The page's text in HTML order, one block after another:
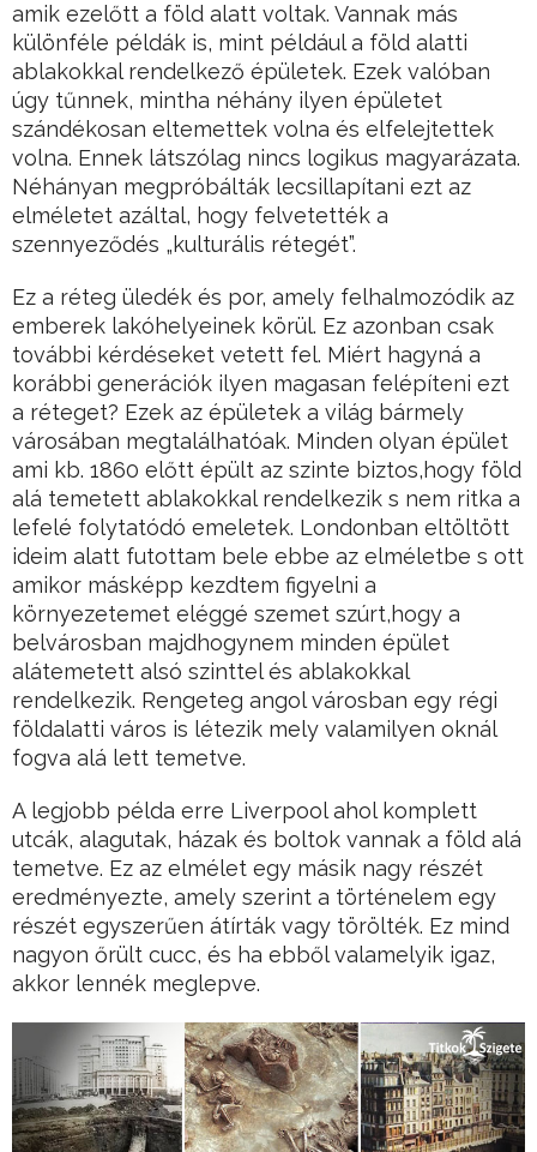
amik ezelőtt a föld alatt voltak. Vannak más
különféle példák is, mint például a föld alatti
ablakokkal rendelkező épületek. Ezek valóban
úgy tűnnek, mintha néhány ilyen épületet
szándékosan eltemettek volna és elfelejtettek
volna. Ennek látszólag nincs logikus magyarázata.
Néhányan megpróbálták lecsillapítani ezt az
elméletet azáltal, hogy felvetették a
szennyeződés „kulturális rétegét”.
Ez a réteg üledék és por, amely felhalmozódik az
emberek lakóhelyeinek körül. Ez azonban csak
további kérdéseket vetett fel. Miért hagyná a
korábbi generációk ilyen magasan felépíteni ezt
a réteget? Ezek az épületek a világ bármely
városában megtalálhatóak. Minden olyan épület
ami kb. 1860 előtt épült az szinte biztos,hogy föld
alá temetett ablakokkal rendelkezik s nem ritka a
lefelé folytatódó emeletek. Londonban eltöltött
ideim alatt futottam bele ebbe az elméletbe s ott
amikor másképp kezdtem figyelni a
környezetemet eléggé szemet szúrt,hogy a
belvárosban majdhogynem minden épület
alátemetett alsó szinttel és ablakokkal
rendelkezik. Rengeteg angol városban egy régi
földalatti város is létezik mely valamilyen oknál
fogva alá lett temetve.
A legjobb példa erre Liverpool ahol komplett
utcák, alagutak, házak és boltok vannak a föld alá
temetve. Ez az elmélet egy másik nagy részét
eredményezte, amely szerint a történelem egy
részét egyszerűen átírták vagy törölték. Ez mind
nagyon őrült cucc, és ha ebből valamelyik igaz,
akkor lennék meglepve.